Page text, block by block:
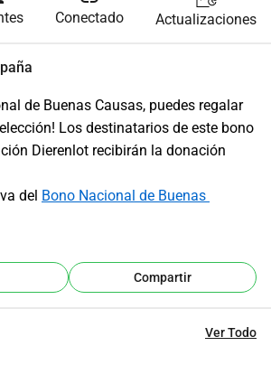
Conectado Actualizaciones
de Buenas Causas, puedes regalar
Los destinatarios de este bono
Dierenlot recibirán la donación
del Bono Nacional de Buenas
Compartir
Ver Todo